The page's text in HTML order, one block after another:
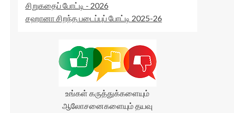
சிறுகதைப் போட்டி - 2026
சஹானா சிறந்த படைப்புப் போட்டி 2025-26
உங்கள் கருத்துக்களையும்
ஆலோசனைகளையும் தயவு